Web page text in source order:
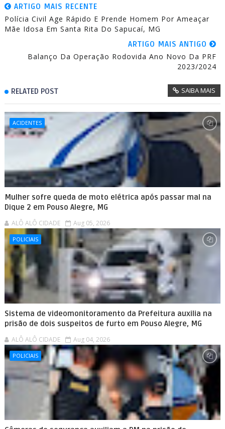
ARTIGO MAIS RECENTE
Polícia Civil Age Rápido E Prende Homem Por Ameaçar
Mãe Idosa Em Santa Rita Do Sapucaí, MG
ARTIGO MAIS ANTIGO
Balanço Da Operação Rodovida Ano Novo Da PRF
2023/2024
RELATED POST SAIBA MAIS
ACIDENTES
Mulher sofre queda de moto elétrica após passar mal na
Dique 2 em Pouso Alegre, MG
ALÔ ALÔ CIDADE Aug 05, 2026
POLICIAIS
Sistema de videomonitoramento da Prefeitura auxilia na
prisão de dois suspeitos de furto em Pouso Alegre, MG
ALÔ ALÔ CIDADE Aug 04, 2026
POLICIAIS